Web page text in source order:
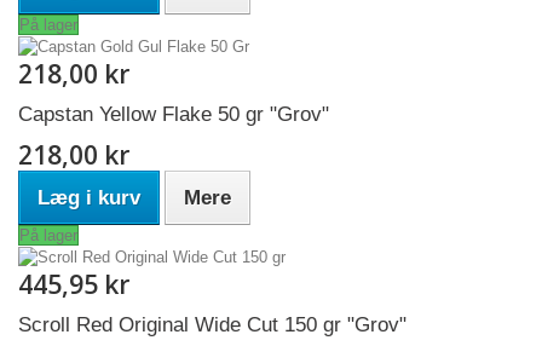
På lager
218,00 kr
Capstan Yellow Flake 50 gr "Grov"
218,00 kr
Læg i kurv Mere
På lager
445,95 kr
Scroll Red Original Wide Cut 150 gr "Grov"